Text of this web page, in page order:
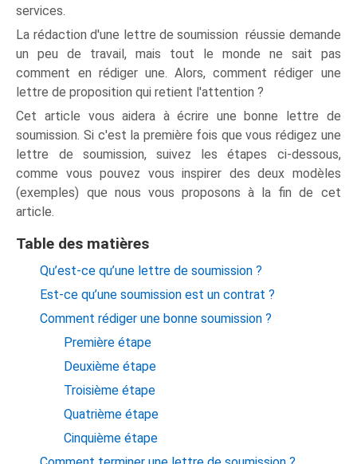
services.
La rédaction d'une lettre de soumission réussie demande
un peu de travail, mais tout le monde ne sait pas
comment en rédiger une. Alors, comment rédiger une
lettre de proposition qui retient l'attention ?
Cet article vous aidera à écrire une bonne lettre de
soumission. Si c'est la première fois que vous rédigez une
lettre de soumission, suivez les étapes ci-dessous,
comme vous pouvez vous inspirer des deux modèles
(exemples) que nous vous proposons à la fin de cet
article.
Table des matières
Qu’est-ce qu’une lettre de soumission ?
Est-ce qu’une soumission est un contrat ?
Comment rédiger une bonne soumission ?
Première étape
Deuxième étape
Troisième étape
Quatrième étape
Cinquième étape